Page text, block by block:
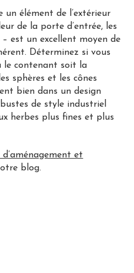
un élément de l’extérieur
de la porte d’entrée, les
est un excellent moyen de
Déterminez si vous
le contenant soit la
sphères et les cônes
bien dans un design
de style industriel
herbes plus fines et plus
d’aménagement et
blog.